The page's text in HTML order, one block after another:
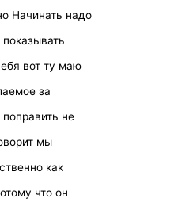
Начинать надо
вот ту маю
за
не
мы
как
что он